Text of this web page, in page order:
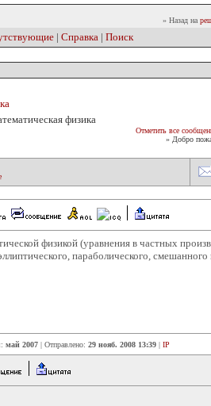
» Назад на
| Справка | Поиск
физика
Отметить все
» Добро
физикой (уравнения в частных
параболического,
май 2007 | Отправлено: 29 нояб. 2008 13:39 | IP